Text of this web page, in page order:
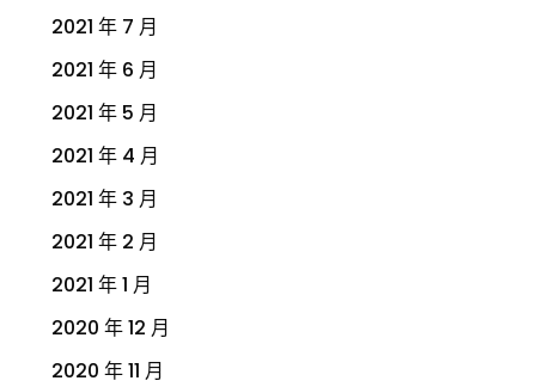
2021 年 7 月
2021 年 6 月
2021 年 5 月
2021 年 4 月
2021 年 3 月
2021 年 2 月
2021 年 1 月
2020 年 12 月
2020 年 11 月